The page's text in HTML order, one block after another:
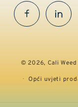
Facebook
© 2026, Cali Weed
Opći uvjeti